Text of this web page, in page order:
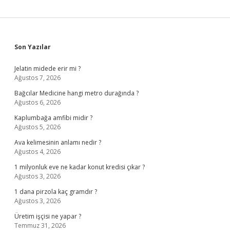
Sidebar
Son Yazılar
Jelatin midede erir mi ?
Ağustos 7, 2026
Bağcılar Medicine hangi metro durağında ?
Ağustos 6, 2026
Kaplumbağa amfibi midir ?
Ağustos 5, 2026
Ava kelimesinin anlamı nedir ?
Ağustos 4, 2026
1 milyonluk eve ne kadar konut kredisi çıkar ?
Ağustos 3, 2026
1 dana pirzola kaç gramdır ?
Ağustos 3, 2026
Üretim işçisi ne yapar ?
Temmuz 31, 2026